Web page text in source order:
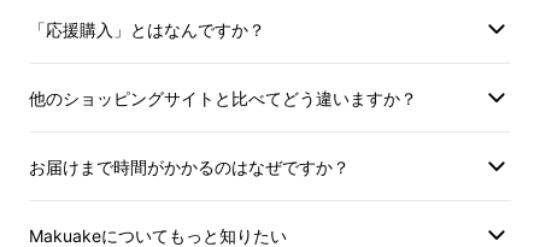
シンプルに機能性を追求。パワフルさとコンパ
長年、お客様と共に成長してきたCIOだからこ
「応援購入」とはなんですか？
他のショッピングサイトと比べてどう違いますか？
お届けまで時間がかかるのはなぜですか？
Makuakeについてもっと知りたい